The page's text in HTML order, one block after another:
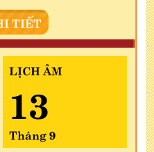
TIẾT
LỊCH ÂM
13
Tháng 9